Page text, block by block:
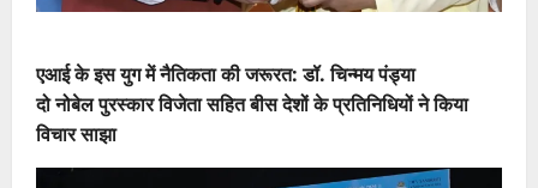
एआई के इस युग में नैतिकता की जरूरत: डॉ. चिन्मय पंड्या
दो नोबेल पुरस्कार विजेता सहित बीस देशों के प्रतिनिधियों ने किया
विचार साझा